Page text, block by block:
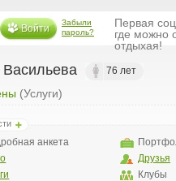
Войти
Забыли
пароль?
Первая
где можно
отдыхая!
76 лет
(Услуги)
анкета
Друзья
Клубы